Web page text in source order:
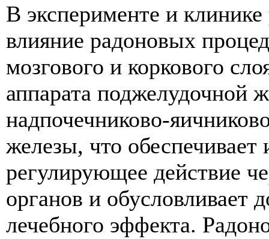
В эксперименте и
влияние радоновых
мозгового и коркового
аппарата поджелудочной
надпочечниково-
железы, что обеспечивает
регулирующее действие
органов и обусловливает
лечебного эффекта.